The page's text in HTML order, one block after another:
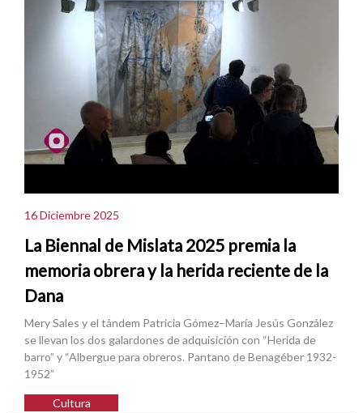
16 Diciembre 2025
La Biennal de Mislata 2025 premia la
memoria obrera y la herida reciente de la
Dana
Mery Sales y el tándem Patricia Gómez–María Jesús González
se llevan los dos galardones de adquisición con “Herida de
barro” y “Albergue para obreros. Pantano de Benagéber 1932-
1952”
Cultura